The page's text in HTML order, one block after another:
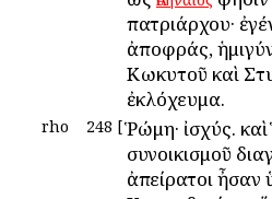
πατριάρχου·
ἀποφράς,
Κωκυτοῦ καὶ
ἐκλόχευμα.
rho 248 [ Ῥώμη· ἰσχύς.
συνοικισμοῦ
ἀπείρατοι ἦσαν